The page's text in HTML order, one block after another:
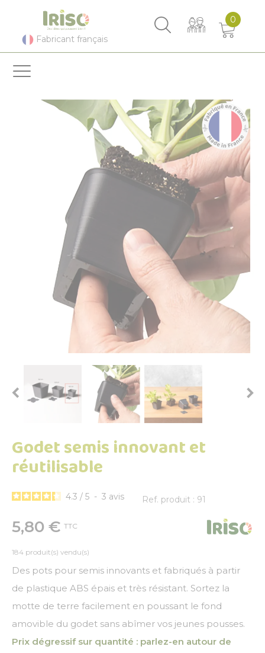
Fabricant français
0
 
Godet semis innovant et
réutilisable
4.3 / 5 - 3 avis Ref. produit : 91
5,80 € TTC
184 produit(s) vendu(s)
Des pots pour semis innovants et fabriqués à partir
de plastique ABS épais et très résistant. Sortez la
motte de terre facilement en poussant le fond
amovible du godet sans abîmer vos jeunes pousses.
Prix dégressif sur quantité : parlez-en autour de
Panneau de gestion des cookies